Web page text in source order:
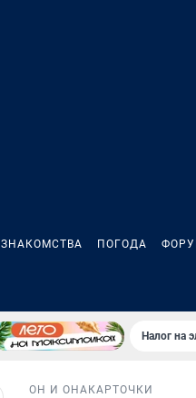
ЗНАКОМСТВА ПОГОДА
Налог на
ОН И ОНА КАРТОЧКИ